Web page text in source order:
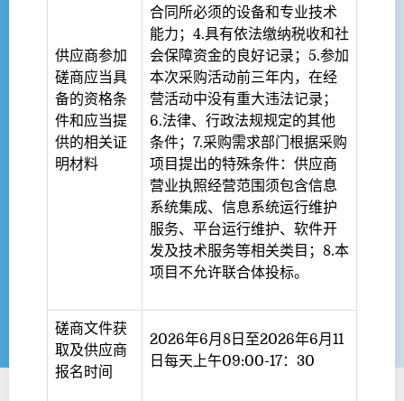
供应商参加
磋商应当具
备的资格条
件和应当提
供的相关证
明材料
合同所必须的设备和专业技术
能力；4.具有依法缴纳税收和社
会保障资金的良好记录；5.参加
本次采购活动前三年内，在经
营活动中没有重大违法记录；
6.法律、行政法规规定的其他
条件；7.采购需求部门根据采购
项目提出的特殊条件：供应商
营业执照经营范围须包含信息
系统集成、信息系统运行维护
服务、平台运行维护、软件开
发及技术服务等相关类目；8.本
项目不允许联合体投标。
磋商文件获
取及供应商
报名时间
2026年6月8日至2026年6月11
日每天上午09:00-17：30